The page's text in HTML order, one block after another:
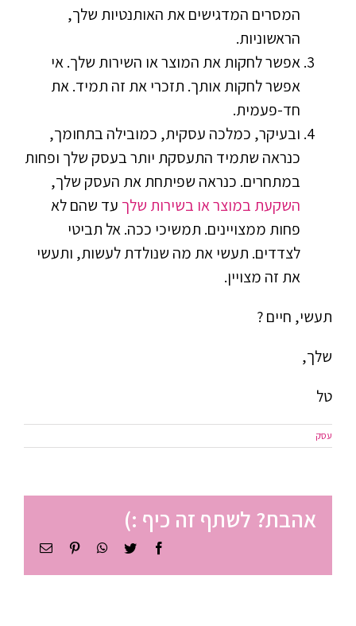
המסרים המדגישים את האותנטיות שלך,
הראשוניות.
אפשר לחקות את המוצר או השירות שלך. אי
אפשר לחקות אותך. תזכרי את זה תמיד. את
חד-פעמית.
ובעיקר, כמלכה עסקית, כמובילה בתחומך,
כנראה שתמיד התעסקת יותר בעסק שלך ופחות
במתחרים. כנראה שפיתחת את העסק שלך,
השקעת במוצר או בשירות שלך עד שהם לא
פחות ממצויינים. תמשיכי ככה. אל תביטי
לצדדים. תעשי את מה שנולדת לעשות, ותעשי
את זה מצויין.
תעשי, חיים ?
שלך,
טל
עסק
אהבת? לשתף זה כיף :)
Facebook
Twitter
WhatsApp
Pinterestכתובת